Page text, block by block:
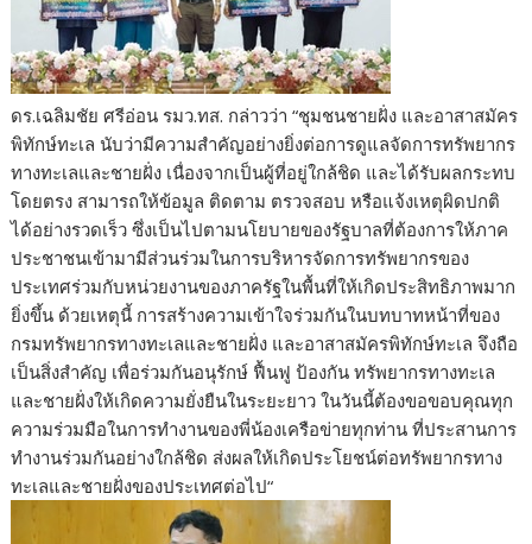
ดร.เฉลิมชัย ศรีอ่อน รมว.ทส. กล่าวว่า “ชุมชนชายฝั่ง และอาสาสมัคร
พิทักษ์ทะเล นับว่ามีความสำคัญอย่างยิ่งต่อการดูแลจัดการทรัพยากร
ทางทะเลและชายฝั่ง เนื่องจากเป็นผู้ที่อยู่ใกล้ชิด และได้รับผลกระทบ
โดยตรง สามารถให้ข้อมูล ติดตาม ตรวจสอบ หรือแจ้งเหตุผิดปกติ
ได้อย่างรวดเร็ว ซึ่งเป็นไปตามนโยบายของรัฐบาลที่ต้องการให้ภาค
ประชาชนเข้ามามีส่วนร่วมในการบริหารจัดการทรัพยากรของ
ประเทศร่วมกับหน่วยงานของภาครัฐในพื้นที่ให้เกิดประสิทธิภาพมาก
ยิ่งขึ้น ด้วยเหตุนี้ การสร้างความเข้าใจร่วมกันในบทบาทหน้าที่ของ
กรมทรัพยากรทางทะเลและชายฝั่ง และอาสาสมัครพิทักษ์ทะเล จึงถือ
เป็นสิ่งสำคัญ เพื่อร่วมกันอนุรักษ์ ฟื้นฟู ป้องกัน ทรัพยากรทางทะเล
และชายฝั่งให้เกิดความยั่งยืนในระยะยาว ในวันนี้ต้องขอขอบคุณทุก
ความร่วมมือในการทำงานของพี่น้องเครือข่ายทุกท่าน ที่ประสานการ
ทำงานร่วมกันอย่างใกล้ชิด ส่งผลให้เกิดประโยชน์ต่อทรัพยากรทาง
ทะเลและชายฝั่งของประเทศต่อไป“